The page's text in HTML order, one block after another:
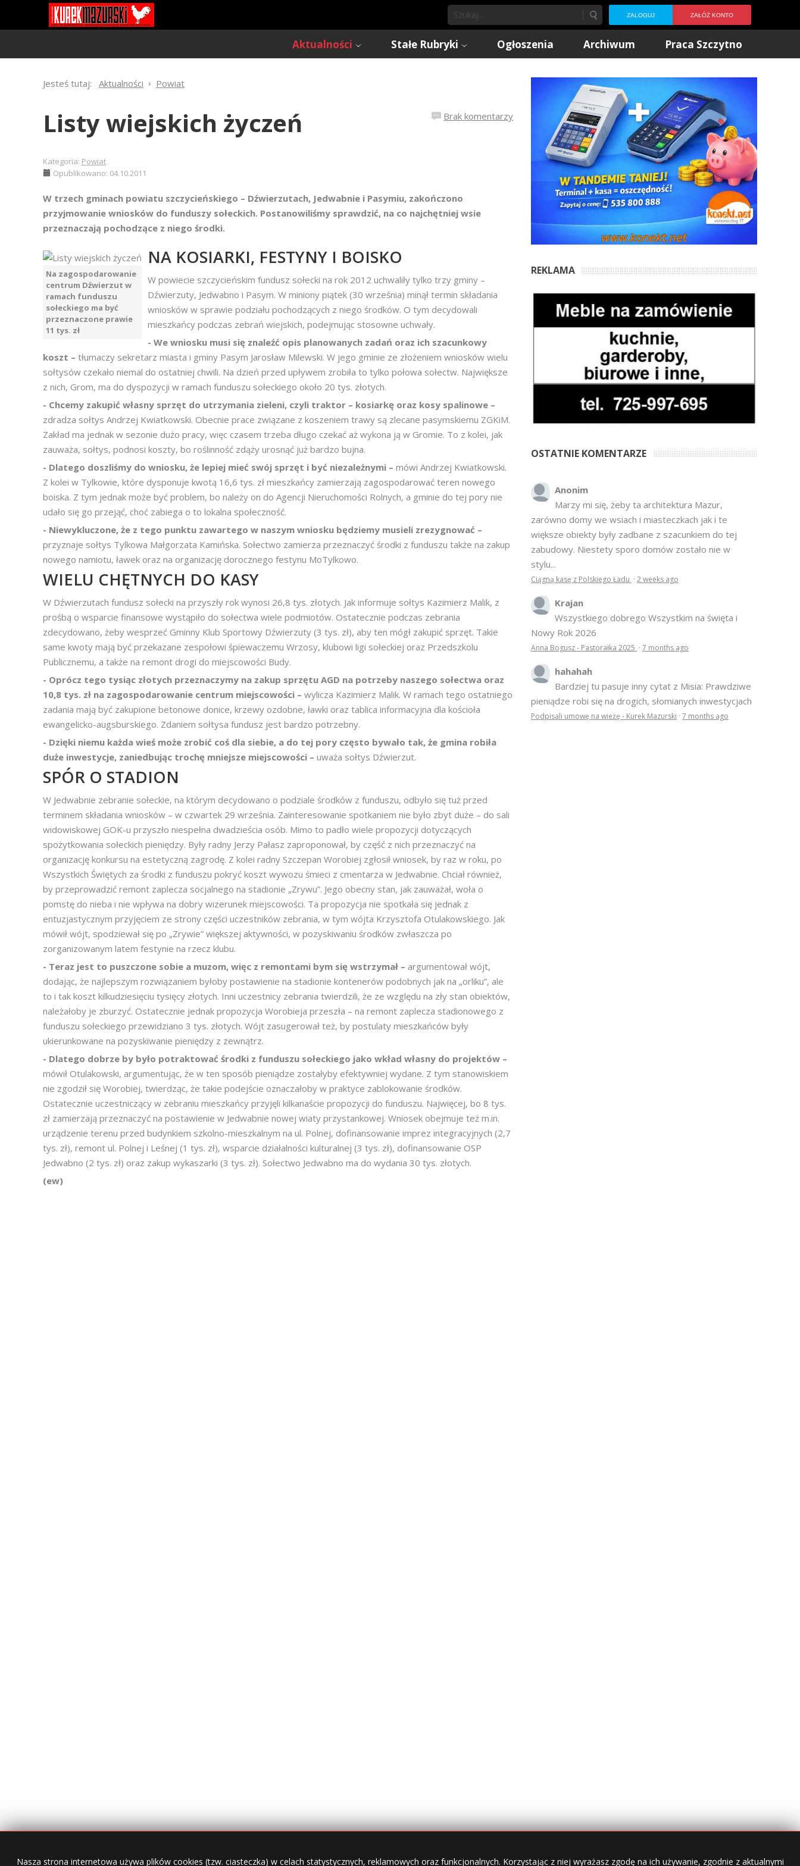
ZALOGUJ ZAŁÓŻ KONTO
Aktualności Stałe Rubryki Ogłoszenia Archiwum Praca Szczytno
Jesteś tutaj: Aktualności Powiat
Brak komentarzy
Listy wiejskich życzeń
Kategoria: Powiat
Opublikowano: 04.10.2011
W trzech gminach powiatu szczycieńskiego – Dźwierzutach, Jedwabnie i Pasymiu, zakończono
przyjmowanie wniosków do funduszy sołeckich. Postanowiliśmy sprawdzić, na co najchętniej wsie
przeznaczają pochodzące z niego środki.
Na zagospodarowanie
centrum Dźwierzut w
ramach funduszu
sołeckiego ma być
przeznaczone prawie
11 tys. zł
NA KOSIARKI, FESTYNY I BOISKO
W powiecie szczycieńskim fundusz sołecki na rok 2012 uchwaliły tylko trzy gminy –
Dźwierzuty, Jedwabno i Pasym. W miniony piątek (30 września) minął termin składania
wniosków w sprawie podziału pochodzących z niego środków. O tym decydowali
mieszkańcy podczas zebrań wiejskich, podejmując stosowne uchwały.
- We wniosku musi się znaleźć opis planowanych zadań oraz ich szacunkowy
koszt – tłumaczy sekretarz miasta i gminy Pasym Jarosław Milewski. W jego gminie ze złożeniem wniosków wielu
sołtysów czekało niemal do ostatniej chwili. Na dzień przed upływem zrobiła to tylko połowa sołectw. Największe
z nich, Grom, ma do dyspozycji w ramach funduszu sołeckiego około 20 tys. złotych.
- Chcemy zakupić własny sprzęt do utrzymania zieleni, czyli traktor – kosiarkę oraz kosy spalinowe –
zdradza sołtys Andrzej Kwiatkowski. Obecnie prace związane z koszeniem trawy są zlecane pasymskiemu ZGKiM.
Zakład ma jednak w sezonie dużo pracy, więc czasem trzeba długo czekać aż wykona ją w Gromie. To z kolei, jak
zauważa, sołtys, podnosi koszty, bo roślinność zdąży urosnąć już bardzo bujna.
- Dlatego doszliśmy do wniosku, że lepiej mieć swój sprzęt i być niezależnymi – mówi Andrzej Kwiatkowski.
Z kolei w Tylkowie, które dysponuje kwotą 16,6 tys. zł mieszkańcy zamierzają zagospodarować teren nowego
boiska. Z tym jednak może być problem, bo należy on do Agencji Nieruchomości Rolnych, a gminie do tej pory nie
udało się go przejąć, choć zabiega o to lokalna społeczność.
- Niewykluczone, że z tego punktu zawartego w naszym wniosku będziemy musieli zrezygnować –
przyznaje sołtys Tylkowa Małgorzata Kamińska. Sołectwo zamierza przeznaczyć środki z funduszu także na zakup
nowego namiotu, ławek oraz na organizację dorocznego festynu MoTylkowo.
WIELU CHĘTNYCH DO KASY
W Dźwierzutach fundusz sołecki na przyszły rok wynosi 26,8 tys. złotych. Jak informuje sołtys Kazimierz Malik, z
prośbą o wsparcie finansowe wystąpiło do sołectwa wiele podmiotów. Ostatecznie podczas zebrania
zdecydowano, żeby wesprzeć Gminny Klub Sportowy Dźwierzuty (3 tys. zł), aby ten mógł zakupić sprzęt. Takie
same kwoty mają być przekazane zespołowi śpiewaczemu Wrzosy, klubowi ligi sołeckiej oraz Przedszkolu
Publicznemu, a także na remont drogi do miejscowości Budy.
- Oprócz tego tysiąc złotych przeznaczymy na zakup sprzętu AGD na potrzeby naszego sołectwa oraz
10,8 tys. zł na zagospodarowanie centrum miejscowości – wylicza Kazimierz Malik. W ramach tego ostatniego
zadania mają być zakupione betonowe donice, krzewy ozdobne, ławki oraz tablica informacyjna dla kościoła
ewangelicko-augsburskiego. Zdaniem sołtysa fundusz jest bardzo potrzebny.
- Dzięki niemu każda wieś może zrobić coś dla siebie, a do tej pory często bywało tak, że gmina robiła
duże inwestycje, zaniedbując trochę mniejsze miejscowości – uważa sołtys Dźwierzut.
SPÓR O STADION
W Jedwabnie zebranie sołeckie, na którym decydowano o podziale środków z funduszu, odbyło się tuż przed
terminem składania wniosków – w czwartek 29 września. Zainteresowanie spotkaniem nie było zbyt duże – do sali
widowiskowej GOK-u przyszło niespełna dwadzieścia osób. Mimo to padło wiele propozycji dotyczących
spożytkowania sołeckich pieniędzy. Były radny Jerzy Pałasz zaproponował, by część z nich przeznaczyć na
organizację konkursu na estetyczną zagrodę. Z kolei radny Szczepan Worobiej zgłosił wniosek, by raz w roku, po
Wszystkich Świętych za środki z funduszu pokryć koszt wywozu śmieci z cmentarza w Jedwabnie. Chciał również,
by przeprowadzić remont zaplecza socjalnego na stadionie „Zrywu”. Jego obecny stan, jak zauważał, woła o
pomstę do nieba i nie wpływa na dobry wizerunek miejscowości. Ta propozycja nie spotkała się jednak z
entuzjastycznym przyjęciem ze strony części uczestników zebrania, w tym wójta Krzysztofa Otulakowskiego. Jak
mówił wójt, spodziewał się po „Zrywie” większej aktywności, w pozyskiwaniu środków zwłaszcza po
zorganizowanym latem festynie na rzecz klubu.
- Teraz jest to puszczone sobie a muzom, więc z remontami bym się wstrzymał – argumentował wójt,
dodając, że najlepszym rozwiązaniem byłoby postawienie na stadionie kontenerów podobnych jak na „orliku”, ale
to i tak koszt kilkudziesięciu tysięcy złotych. Inni uczestnicy zebrania twierdzili, że ze względu na zły stan obiektów,
należałoby je zburzyć. Ostatecznie jednak propozycja Worobieja przeszła – na remont zaplecza stadionowego z
funduszu sołeckiego przewidziano 3 tys. złotych. Wójt zasugerował też, by postulaty mieszkańców były
ukierunkowane na pozyskiwanie pieniędzy z zewnątrz.
- Dlatego dobrze by było potraktować środki z funduszu sołeckiego jako wkład własny do projektów –
mówił Otulakowski, argumentując, że w ten sposób pieniądze zostałyby efektywniej wydane. Z tym stanowiskiem
nie zgodził się Worobiej, twierdząc, że takie podejście oznaczałoby w praktyce zablokowanie środków.
Ostatecznie uczestniczący w zebraniu mieszkańcy przyjęli kilkanaście propozycji do funduszu. Najwięcej, bo 8 tys.
zł zamierzają przeznaczyć na postawienie w Jedwabnie nowej wiaty przystankowej. Wniosek obejmuje też m.in.
urządzenie terenu przed budynkiem szkolno-mieszkalnym na ul. Polnej, dofinansowanie imprez integracyjnych (2,7
tys. zł), remont ul. Polnej i Leśnej (1 tys. zł), wsparcie działalności kulturalnej (3 tys. zł), dofinansowanie OSP
Jedwabno (2 tys. zł) oraz zakup wykaszarki (3 tys. zł). Sołectwo Jedwabno ma do wydania 30 tys. złotych.
(ew)
REKLAMA
OSTATNIE KOMENTARZE
Anonim
Marzy mi się, żeby ta architektura Mazur,
zarówno domy we wsiach i miasteczkach jak i te
większe obiekty były zadbane z szacunkiem do tej
zabudowy. Niestety sporo domów zostało nie w
stylu...
Ciągną kasę z Polskiego Ładu· 2 weeks ago
Krajan
Wszystkiego dobrego Wszystkim na święta i
Nowy Rok 2026
Anna Bogusz - Pastorałka 2025 7 months ago
Nasza strona internetowa używa plików cookies (tzw. ciasteczka) w celach statystycznych, reklamowych oraz funkcjonalnych. Korzystając z niej wyrażasz zgodę na ich używanie, zgodnie z aktualnymi